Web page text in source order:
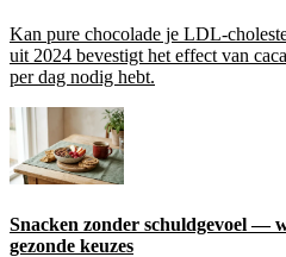
Kan pure chocolade je LDL-
uit 2024 bevestigt het effect van
per dag nodig hebt.
Snacken zonder schuldgevoel —
gezonde keuzes